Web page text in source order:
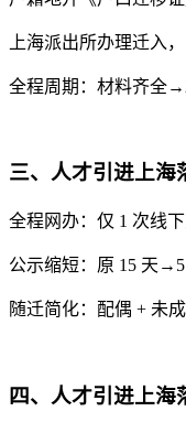
上海派出所办理迁入
全程周期：材料齐全
三、人才引进上海
全程网办：仅 1 次线
公示缩短：原 15 天
随迁简化：配偶 + 未
四、人才引进上